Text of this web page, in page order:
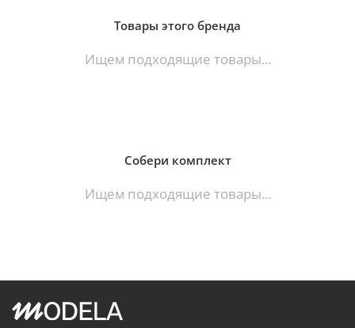
Товары этого бренда
Ищем подходящие товары...
Собери комплект
Ищем подходящие товары...